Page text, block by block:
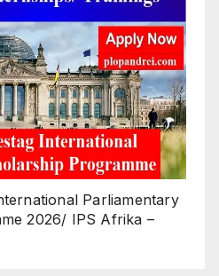
Parliamentary
2026/ IPS Afrika –